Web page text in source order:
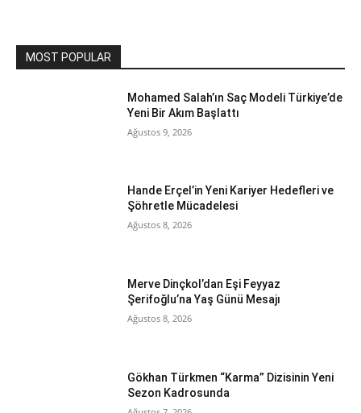
MOST POPULAR
Mohamed Salah’ın Saç Modeli Türkiye’de
Yeni Bir Akım Başlattı
Ağustos 9, 2026
Hande Erçel’in Yeni Kariyer Hedefleri ve
Şöhretle Mücadelesi
Ağustos 8, 2026
Merve Dinçkol’dan Eşi Feyyaz
Şerifoğlu’na Yaş Günü Mesajı
Ağustos 8, 2026
Gökhan Türkmen “Karma” Dizisinin Yeni
Sezon Kadrosunda